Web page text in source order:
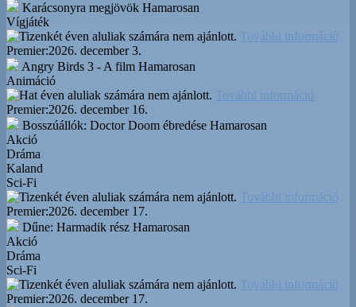
Karácsonyra megjövök Hamarosan
Vígjáték
További információ
Premier:2026. december 3.
Angry Birds 3 - A film Hamarosan
Animáció
További információ
Premier:2026. december 16.
Bosszúállók: Doctor Doom ébredése Hamarosan
Akció
Dráma
Kaland
Sci-Fi
További információ
Premier:2026. december 17.
Dűne: Harmadik rész Hamarosan
Akció
Dráma
Sci-Fi
További információ
Premier:2026. december 17.